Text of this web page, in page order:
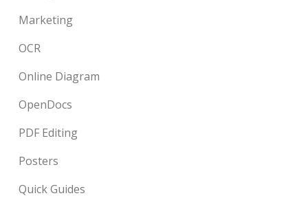
Marketing
OCR
Online Diagram
OpenDocs
PDF Editing
Posters
Quick Guides